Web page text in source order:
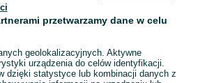
przetwarzamy dane w celu
geolokalizacyjnych. Aktywne
urządzenia do celów identyfikacji.
dzięki statystyce lub kombinacji danych z